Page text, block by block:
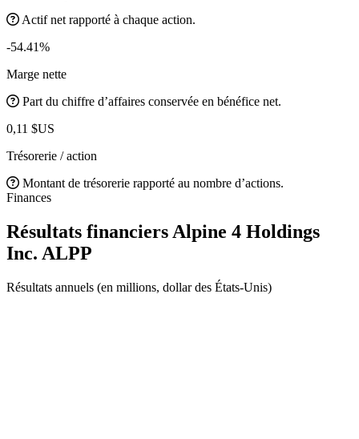
Actif net rapporté à chaque action.
-54.41%
Marge nette
Part du chiffre d’affaires conservée en bénéfice net.
0,11 $US
Trésorerie / action
Montant de trésorerie rapporté au nombre d’actions.
Finances
Résultats financiers Alpine 4 Holdings
Inc. ALPP
Résultats annuels (en millions, dollar des États-Unis)